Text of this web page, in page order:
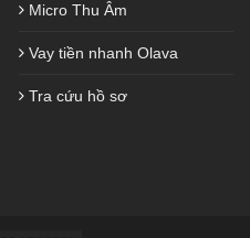
Micro Thu Âm
Vay tiền nhanh Olava
Tra cứu hồ sơ